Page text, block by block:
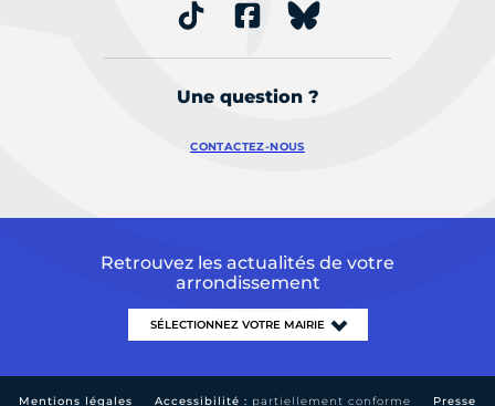
Une question ?
CONTACTEZ-NOUS
Retrouvez les actualités de votre
arrondissement
Mentions légales Accessibilité : partiellement conforme Presse